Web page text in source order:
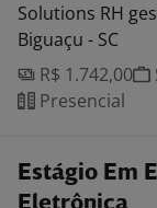
Solutions RH
Biguaçu - SC
R$ 1.742,00
Presencial
Estágio Em